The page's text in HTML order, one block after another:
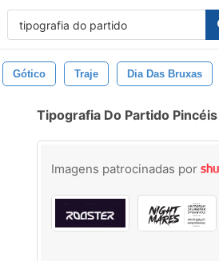
Gótico Traje Dia Das Bruxas
Tipografia Do Partido Pincéis
Imagens patrocinadas por